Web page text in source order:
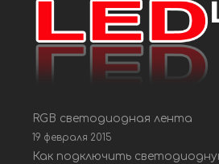
RGB светодиодная лента
19 февраля 2015
Как подключить